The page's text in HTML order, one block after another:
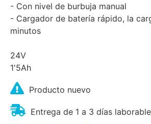
- Con nivel de burbuja manual
- Cargador de batería rápido, la
minutos
24V
1'5Ah
Producto nuevo
Entrega de 1 a 3 días